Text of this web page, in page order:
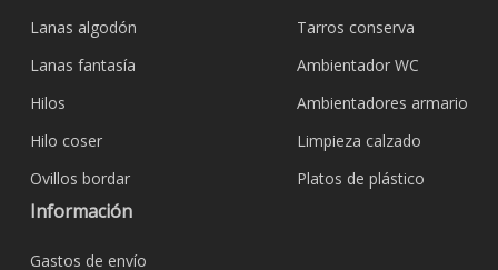
Lanas algodón
Lanas fantasía
Hilos
Hilo coser
Ovillos bordar
Tarros conserva
Ambientador WC
Ambientadores armario
Limpieza calzado
Platos de plástico
Información
Gastos de envío